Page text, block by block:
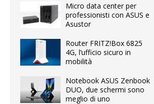
Micro data center per
professionisti con ASUS e
Asustor
Router FRITZ!Box 6825
4G, l’ufficio sicuro in
mobilità
Notebook ASUS Zenbook
DUO, due schermi sono
meglio di uno